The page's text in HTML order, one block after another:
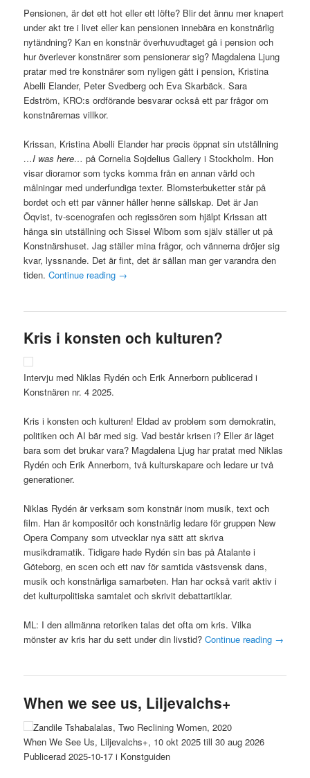
Pensionen, är det ett hot eller ett löfte? Blir det ännu mer knapert
under akt tre i livet eller kan pensionen innebära en konstnärlig
nytändning? Kan en konstnär överhuvudtaget gå i pension och
hur överlever konstnärer som pensionerar sig? Magdalena Ljung
pratar med tre konstnärer som nyligen gått i pension, Kristina
Abelli Elander, Peter Svedberg och Eva Skarbäck. Sara
Edström, KRO:s ordförande besvarar också ett par frågor om
konstnärernas villkor.
Krissan, Kristina Abelli Elander har precis öppnat sin utställning
…I was here… på Cornelia Sojdelius Gallery i Stockholm. Hon
visar dioramor som tycks komma från en annan värld och
målningar med underfundiga texter. Blomsterbuketter står på
bordet och ett par vänner håller henne sällskap. Det är Jan
Öqvist, tv-scenografen och regissören som hjälpt Krissan att
hänga sin utställning och Sissel Wibom som själv ställer ut på
Konstnärshuset. Jag ställer mina frågor, och vännerna dröjer sig
kvar, lyssnande. Det är fint, det är sällan man ger varandra den
tiden.Continue reading →
Kris i konsten och kulturen?
Intervju med Niklas Rydén och Erik Annerborn publicerad i
Konstnären nr. 4 2025.
Kris i konsten och kulturen! Eldad av problem som demokratin,
politiken och AI bär med sig. Vad består krisen i? Eller är läget
bara som det brukar vara? Magdalena Ljug har pratat med Niklas
Rydén och Erik Annerborn, två kulturskapare och ledare ur två
generationer.
Niklas Rydén är verksam som konstnär inom musik, text och
film. Han är kompositör och konstnärlig ledare för gruppen New
Opera Company som utvecklar nya sätt att skriva
musikdramatik. Tidigare hade Rydén sin bas på Atalante i
Göteborg, en scen och ett nav för samtida västsvensk dans,
musik och konstnärliga samarbeten. Han har också varit aktiv i
det kulturpolitiska samtalet och skrivit debattartiklar.
ML: I den allmänna retoriken talas det ofta om kris. Vilka
mönster av kris har du sett under din livstid?Continue reading →
When we see us, Liljevalchs+
Zandile Tshabalalas, Two Reclining Women, 2020
When We See Us, Liljevalchs+, 10 okt 2025 till 30 aug 2026
Publicerad 2025-10-17 i Konstguiden